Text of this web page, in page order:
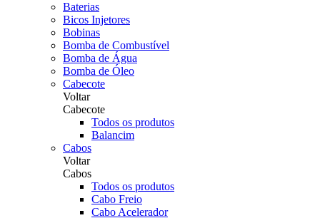
Baterias
Bicos Injetores
Bobinas
Bomba de Combustível
Bomba de Água
Bomba de Óleo
Cabecote
Voltar
Cabecote
Todos os produtos
Balancim
Cabos
Voltar
Cabos
Todos os produtos
Cabo Freio
Cabo Acelerador